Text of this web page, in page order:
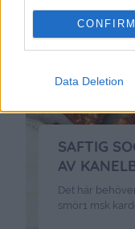
CONFIRM
Data Deletion
SAFTIG
AV
Det här
smör1 msk